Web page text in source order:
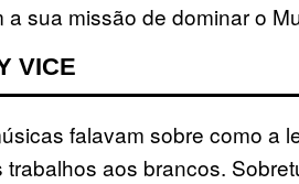
a sua missão de dominar o
VICE
falavam sobre como a
trabalhos aos brancos.